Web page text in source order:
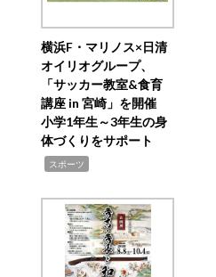
横浜F・マリノス×日清
オイリオグループ、
「サッカー教室&食育
講座 in 宮崎」を開催
小学1年生～3年生の身
体づくりをサポート
スポーツ